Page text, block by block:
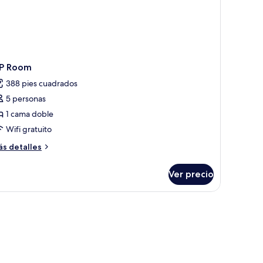
Room
388 pies cuadrados
5 personas
1 cama doble
Wifi gratuito
detalles
Ver precio